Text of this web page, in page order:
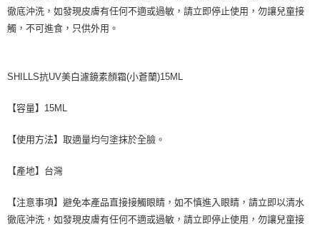
徹底沖洗，如發現皮膚有任何不適或過敏，請立即停止使用，勿讓兒童接
觸，不可進食，只供外用。
SHILLS抗UV美白濾鏡素顏霜(小蒼蘭)15ML
【容量】15ML
【使用方法】取適量均勻塗抹於全臉。
【產地】台灣
【注意事項】避免本產品直接接觸眼睛，如不慎進入眼睛，請立即以清水
徹底沖洗，如發現皮膚有任何不適或過敏，請立即停止使用，勿讓兒童接